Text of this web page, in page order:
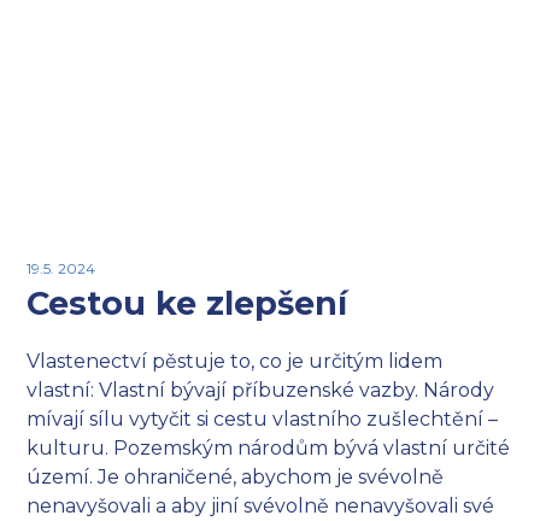
19.5. 2024
Cestou ke zlepšení
Vlastenectví pěstuje to, co je určitým lidem
vlastní: Vlastní bývají příbuzenské vazby. Národy
mívají sílu vytyčit si cestu vlastního zušlechtění –
kulturu. Pozemským národům bývá vlastní určité
území. Je ohraničené, abychom je svévolně
nenavyšovali a aby jiní svévolně nenavyšovali své